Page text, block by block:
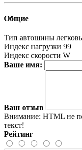
Общие
Тип автошины
Индекс нагрузки 99
Индекс скорости W
Ваше имя:
Ваш отзыв
Внимание: HTML не
текст!
Рейтинг